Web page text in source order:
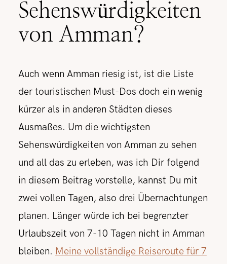
Sehenswürdigkeiten
von Amman?
Auch wenn Amman riesig ist, ist die Liste
der touristischen Must-Dos doch ein wenig
kürzer als in anderen Städten dieses
Ausmaßes. Um die wichtigsten
Sehenswürdigkeiten von Amman zu sehen
und all das zu erleben, was ich Dir folgend
in diesem Beitrag vorstelle, kannst Du mit
zwei vollen Tagen, also drei Übernachtungen
planen. Länger würde ich bei begrenzter
Urlaubszeit von 7-10 Tagen nicht in Amman
bleiben. Meine vollständige Reiseroute für 7